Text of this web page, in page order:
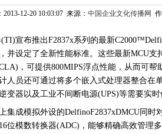
2013-12-20 10:03:07 来源： 中国企业文化传播网
(TI)宣布推出F2837x系列的最新
并设定了全新性能标准。这些最新MCU支
，可提供800MIPS浮点性能，从而可帮
人员还可通过将多个嵌入式处理器整合在
变器以及工业不间断电源(UPS)等需要实时
集成模拟外设的DelfinoF2837xDMCU 同时
16位模数转换器(ADC) ，能够精确高效管理